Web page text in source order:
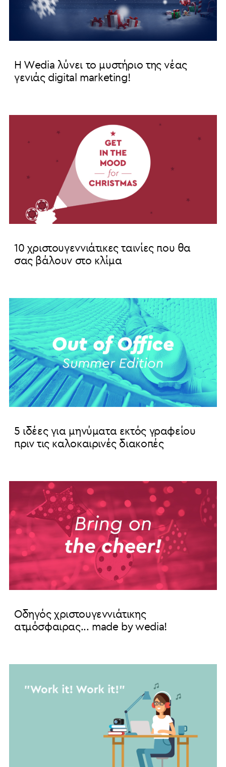
H Wedia λύνει το μυστήριο της νέας
γενιάς digital marketing!
10 χριστουγεννιάτικες ταινίες που θα
σας βάλουν στο κλίμα
5 ιδέες για μηνύματα εκτός γραφείου
πριν τις καλοκαιρινές διακοπές
Οδηγός χριστουγεννιάτικης
ατμόσφαιρας... made by wedia!